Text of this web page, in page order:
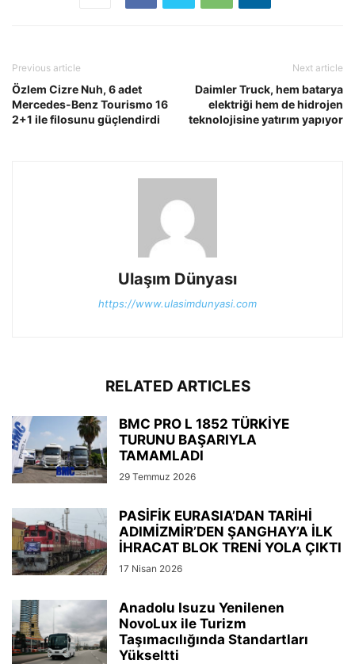
Previous article
Özlem Cizre Nuh, 6 adet
Mercedes-Benz Tourismo 16
2+1 ile filosunu güçlendirdi
Next article
Daimler Truck, hem batarya
elektriği hem de hidrojen
teknolojisine yatırım yapıyor
Ulaşım Dünyası
https://www.ulasimdunyasi.com
RELATED ARTICLES
BMC PRO L 1852 TÜRKİYE
TURUNU BAŞARIYLA
TAMAMLADI
29 Temmuz 2026
PASİFİK EURASIA’DAN TARİHİ
ADIMİZMİR’DEN ŞANGHAY’A İLK
İHRACAT BLOK TRENİ YOLA ÇIKTI
17 Nisan 2026
Anadolu Isuzu Yenilenen
NovoLux ile Turizm
Taşımacılığında Standartları
Yükseltti